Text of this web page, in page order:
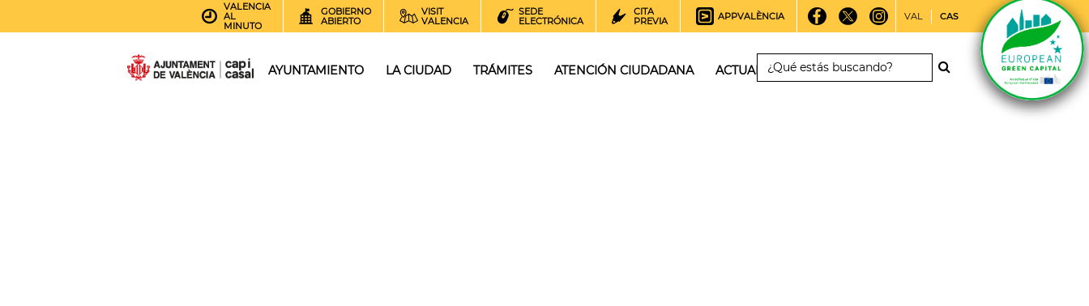
VALENCIA
AL
MINUTO
GOBIERNO
ABIERTO
VISIT
VALENCIA
SEDE
ELECTRÓNICA
CITA
PREVIA
APPVALÈNCIA VAL CAS
AYUNTAMIENTO LA CIUDAD TRÁMITES ATENCIÓN CIUDADANA ACTUALIDAD